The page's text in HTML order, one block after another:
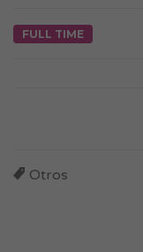
FULL TIME
Otros